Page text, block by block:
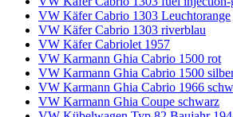
VW Käfer Cabrio 1303 Leuchtorange
VW Käfer Cabrio 1303 riverblau
VW Käfer Cabriolet 1957
VW Karmann Ghia Cabrio 1500 rot
VW Karmann Ghia Cabrio 1500
VW Karmann Ghia Cabrio 1966
VW Karmann Ghia Coupe schwarz